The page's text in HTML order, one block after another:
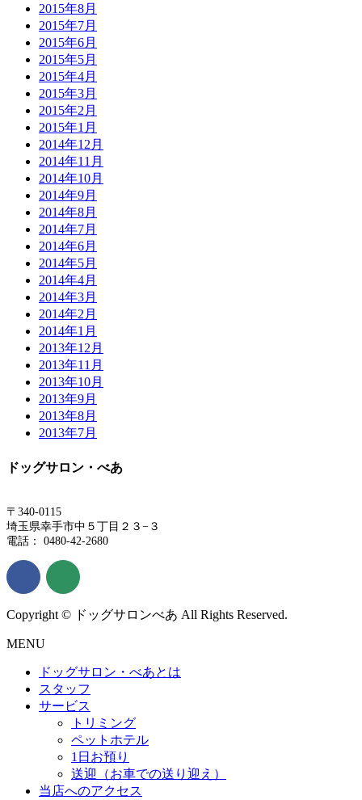
2015年8月
2015年7月
2015年6月
2015年5月
2015年4月
2015年3月
2015年2月
2015年1月
2014年12月
2014年11月
2014年10月
2014年9月
2014年8月
2014年7月
2014年6月
2014年5月
2014年4月
2014年3月
2014年2月
2014年1月
2013年12月
2013年11月
2013年10月
2013年9月
2013年8月
2013年7月
ドッグサロン・べあ
〒340-0115
埼玉県幸手市中５丁目２３−３
電話： 0480-42-2680
Copyright © ドッグサロンべあ All Rights Reserved.
MENU
ドッグサロン・べあとは
スタッフ
サービス
トリミング
ペットホテル
1日お預り
送迎（お車での送り迎え）
当店へのアクセス